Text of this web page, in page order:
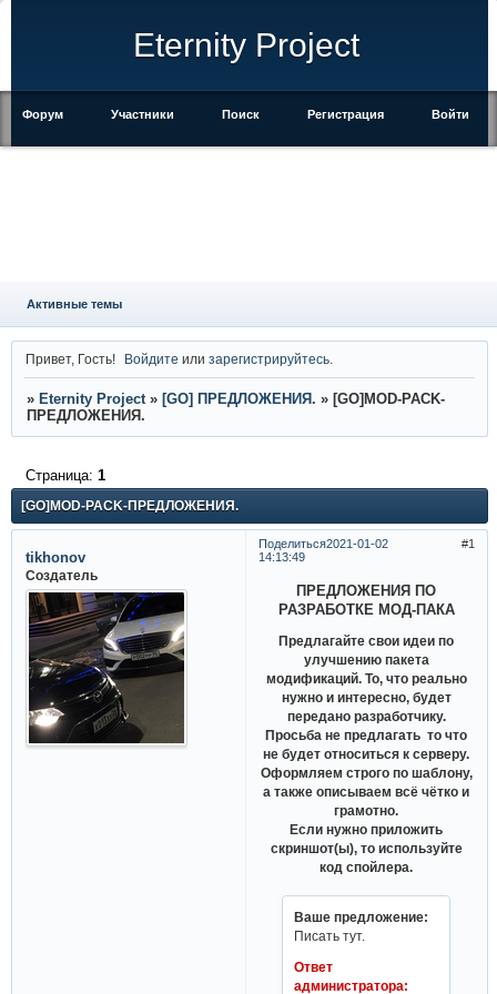
Eternity Project
Форум Участники Поиск Регистрация Войти
Активные темы
Привет, Гость! Войдите илизарегистрируйтесь
» Eternity Project » [GO] ПРЕДЛОЖЕНИЯ. » [GO]MOD-PACK-
ПРЕДЛОЖЕНИЯ.
[GO]MOD-PACK-ПРЕДЛОЖЕНИЯ.
Страница: 1
Поделиться 1
2021-01-02
14:13:49
tikhonov
Создатель
ПРЕДЛОЖЕНИЯ ПО
РАЗРАБОТКЕ МОД-ПАКА
Предлагайте свои идеи по
улучшению пакета
модификаций. То, что реально
нужно и интересно, будет
передано разработчику.
Просьба не предлагать то что
не будет относиться к серверу.
Оформляем строго по шаблону,
а также описываем всё чётко и
грамотно.
Если нужно приложить
скриншот(ы), то используйте
код спойлера.
Ваше предложение:
Писать тут.
Ответ
администратора: